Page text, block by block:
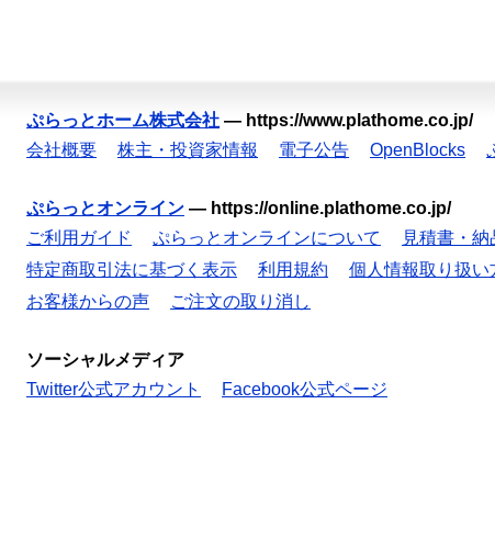
ぷらっとホーム株式会社 — https://www.plathome.co.jp/
会社概要
株主・投資家情報 電子公告 OpenBlocks
ぷらっとオンライン — https://online.plathome.co.jp/
ご利用ガイド
ぷらっとオンラインについて 見積書・
特定商取引法に基づく表示
利用規約 個人情報取り扱い
お客様からの声
ご注文の取り消し
ソーシャルメディア
Twitter公式アカウント
Facebook公式ページ